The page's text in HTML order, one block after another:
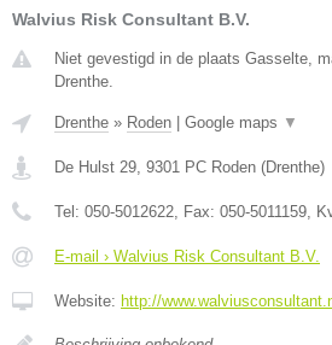
Walvius Risk Consultant B.V.
Niet gevestigd in de plaats Gasselte,
Drenthe.
Drenthe » Roden Google maps ▼
De Hulst 29, 9301 PC Roden (Drenthe)
Tel: 050-5012622, Fax: 050-5011159,
E-mail › Walvius Risk Consultant B.V.
Website: http://